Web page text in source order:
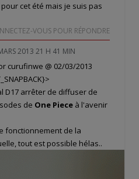
cet été mais je suis pas
VOUS POUR RÉPONDRE
2013 21 H 41 MIN
curufinwe @ 02/03/2013
D17 arrêter de diffuser de
de One Piece à l'avenir
fonctionnement de la
tout est possible hélas..